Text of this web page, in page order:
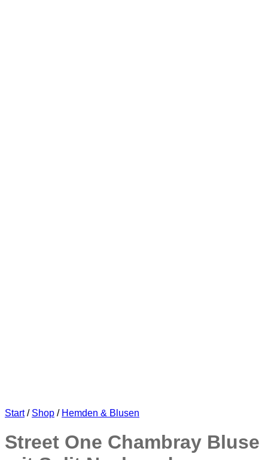
Start / Shop / Hemden & Blusen
Street One Chambray Bluse